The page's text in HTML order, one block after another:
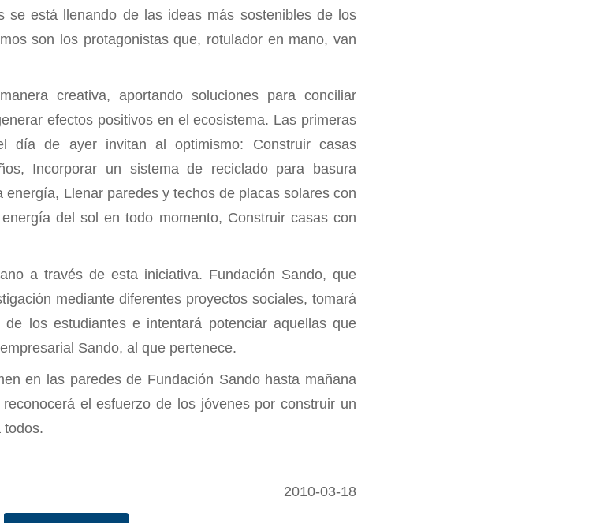
se está llenando de las ideas más sostenibles de los
son los protagonistas que, rotulador en mano, van
creativa, aportando soluciones para conciliar
efectos positivos en el ecosistema. Las primeras
día de ayer invitan al optimismo: Construir casas
Incorporar un sistema de reciclado para basura
Llenar paredes y techos de placas solares con
del sol en todo momento, Construir casas con
a través de esta iniciativa. Fundación Sando, que
mediante diferentes proyectos sociales, tomará
los estudiantes e intentará potenciar aquellas que
Sando, al que pertenece.
en las paredes de Fundación Sando hasta mañana
el esfuerzo de los jóvenes por construir un
todos.
2010-03-18